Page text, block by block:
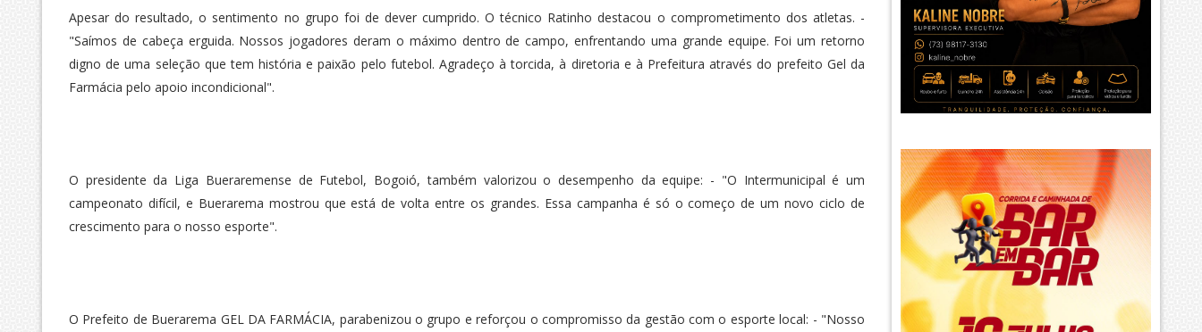
Apesar do resultado, o sentimento no grupo foi de dever cumprido. O técnico Ratinho destacou o comprometimento dos atletas. -
"Saímos de cabeça erguida. Nossos jogadores deram o máximo dentro de campo, enfrentando uma grande equipe. Foi um retorno
digno de uma seleção que tem história e paixão pelo futebol. Agradeço à torcida, à diretoria e à Prefeitura através do prefeito Gel da
Farmácia pelo apoio incondicional".
O presidente da Liga Bueraremense de Futebol, Bogoió, também valorizou o desempenho da equipe: - "O Intermunicipal é um
campeonato difícil, e Buerarema mostrou que está de volta entre os grandes. Essa campanha é só o começo de um novo ciclo de
crescimento para o nosso esporte".
O Prefeito de Buerarema GEL DA FARMÁCIA, parabenizou o grupo e reforçou o compromisso da gestão com o esporte local: - "Nosso